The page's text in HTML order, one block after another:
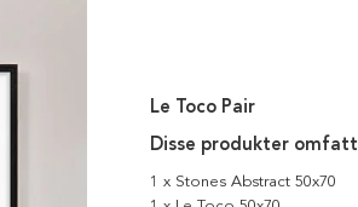
Disse produkter
1 x Stones Abstract 50x70
Le Toco Pair